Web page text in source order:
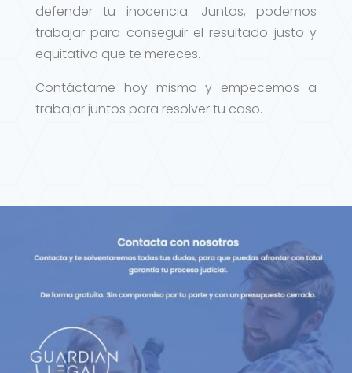
defender tu inocencia. Juntos, podemos
trabajar para conseguir el resultado justo y
equitativo que te mereces.
Contáctame hoy mismo y empecemos a
trabajar juntos para resolver tu caso.